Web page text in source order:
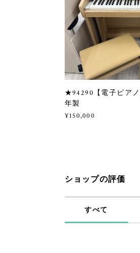
★94290【電子ピア
年製
¥150,000
ショップの評価
すべて